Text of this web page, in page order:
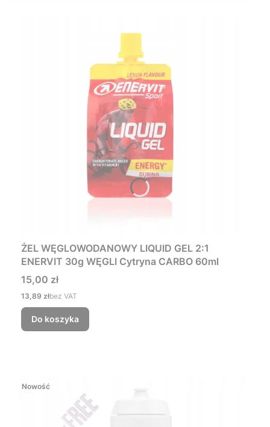
ŻEL WĘGLOWODANOWY LIQUID GEL 2:1
ENERVIT 30g WĘGLI Cytryna CARBO 60ml
Cena
15,00 zł
Cena
13,89 złbez VAT
Do koszyka
Nowość